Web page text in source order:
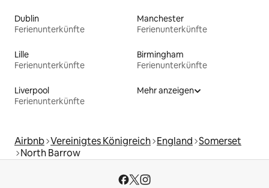
Dublin
Ferienunterkünfte
Manchester
Ferienunterkünfte
Lille
Ferienunterkünfte
Birmingham
Ferienunterkünfte
Liverpool
Ferienunterkünfte
Mehr anzeigen
Airbnb Vereinigtes Königreich England Somerset
North Barrow